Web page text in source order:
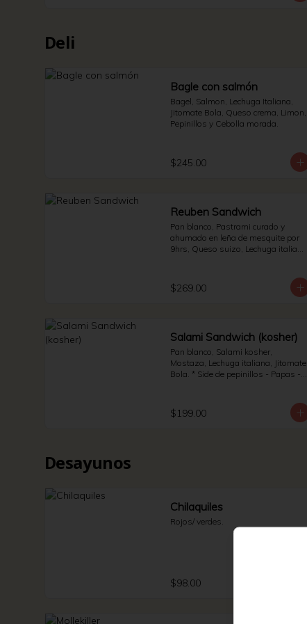
Deli
Bagle con salmón
Bagel, Salmon, Lechuga Italiana,
Jitomate Bola, Queso crema, Limon,
Pepinillos y Cebolla morada.
$245.00
Reuben Sandwich
Pan blanco, Pastrami curado y
ahumado en leña de mesquite por
9hrs, Queso suizo, Lechuga italiana
$269.00
Salami Sandwich (kosher)
Pan blanco, Salami kosher,
Mostaza, Lechuga italiana, Jitomate
Bola. * Side de pepinillos - Papas -
$199.00
Desayunos
Chilaquiles
Rojos/ verdes.
$98.00